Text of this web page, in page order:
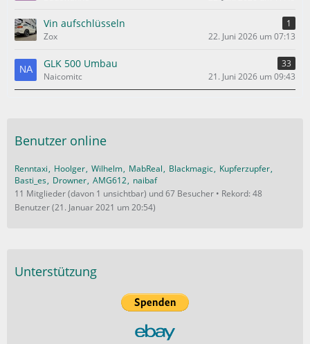
Vin aufschlüsseln
1
Zox
22. Juni 2026 um 07:13
GLK 500 Umbau
33
Naicomitc
21. Juni 2026 um 09:43
Benutzer online
Renntaxi Hoolger Wilhelm MabReal Blackmagic Kupferzupfer
Basti_es Drowner AMG612 naibaf
11 Mitglieder (davon 1 unsichtbar) und 67 Besucher
Rekord: 48
Benutzer (21. Januar 2021 um 20:54)
Unterstützung